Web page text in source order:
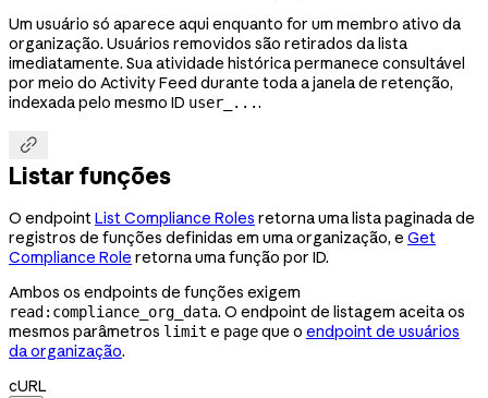
Um usuário só aparece aqui enquanto for um membro ativo da
organização. Usuários removidos são retirados da lista
imediatamente. Sua atividade histórica permanece consultável
por meio do Activity Feed durante toda a janela de retenção,
indexada pelo mesmo ID user_....

Listar funções
O endpointList Compliance Roles retorna uma lista paginada de
registros de funções definidas em uma organização, e Get
Compliance Role retorna uma função por ID.
Ambos os endpoints de funções exigem
read:compliance_org_data. O endpoint de listagem aceita os
mesmos parâmetros limit e pageque o endpoint de usuários
da organização.
cURL